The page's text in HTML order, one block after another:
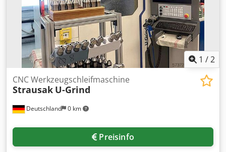
Werkstückmagazin HP160. Dokumentation vorhanden. Eine
Besichtigung vor Ort ist möglich. Cedpfx Aezg Ir Sefusrf
1 /2
Deutschland 0 km
CNC Werkzeugschleifmaschine
Strausak U-Grind
Preisinfo